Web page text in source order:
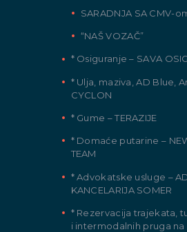
SARADNJA SA CMV-
“NAŠ VOZAČ”
* Osiguranje – SAVA
* Ulja, maziva, AD Blue,
CYCLON
* Gume – TERAZIJE
* Domaće putarine –
TEAM
* Advokatske usluge –
KANCELARIJA SOMER
* Rezervacija trajekata,
i intermodalnih pruga na